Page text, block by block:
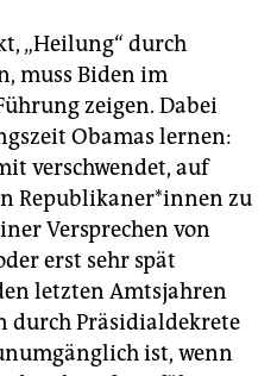
„Heilung“ durch
muss Biden im
zeigen. Dabei
Obamas lernen:
verschwendet, auf
Republikaner*innen zu
Versprechen von
erst sehr spät
letzten Amtsjahren
durch Präsidialdekrete
ist, wenn